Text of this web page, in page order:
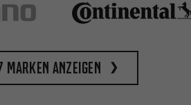
anzeigen